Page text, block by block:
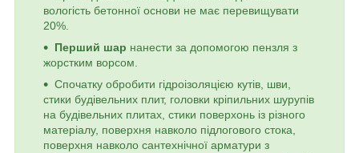
вологість бетонної основи не має перевищувати
20%.
Перший шар нанести за допомогою пензля з
жорстким ворсом.
Спочатку обробити гідроізоляцією кутів, шви,
стики будівельних плит, головки кріпильних шурупів
на будівельних плитах, стики поверхонь із різного
матеріалу, поверхня навколо підлогового стока,
поверхня навколо сантехнічної арматури з